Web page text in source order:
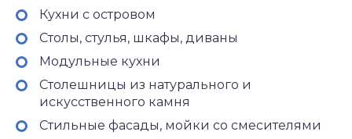
Кухни с островом
Столы, стулья, шкафы, диваны
Модульные кухни
Столешницы из натурального и
искусственного камня
Стильные фасады, мойки со смесителями